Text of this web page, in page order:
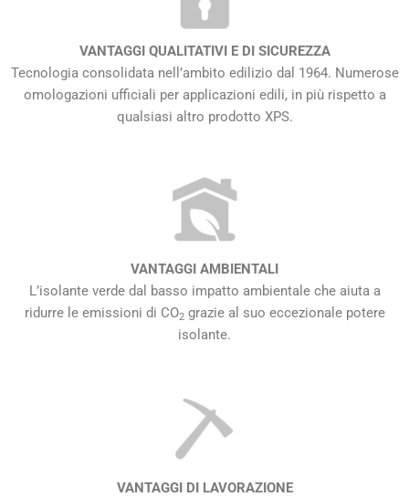
VANTAGGI QUALITATIVI E DI SICUREZZA
Tecnologia consolidata nell’ambito edilizio dal 1964. Numerose
omologazioni ufficiali per applicazioni edili, in più rispetto a
qualsiasi altro prodotto XPS.
VANTAGGI AMBIENTALI
L’isolante verde dal basso impatto ambientale che aiuta a
ridurre le emissioni di CO2grazie al suo eccezionale potere
isolante.
VANTAGGI DI LAVORAZIONE